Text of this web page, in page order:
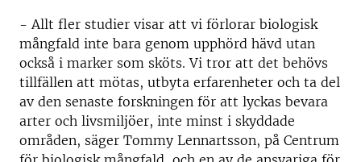
- Allt fler studier visar att vi förlorar biologisk
mångfald inte bara genom upphörd hävd utan
också i marker som sköts. Vi tror att det behövs
tillfällen att mötas, utbyta erfarenheter och ta del
av den senaste forskningen för att lyckas bevara
arter och livsmiljöer, inte minst i skyddade
områden, säger Tommy Lennartsson, på Centrum